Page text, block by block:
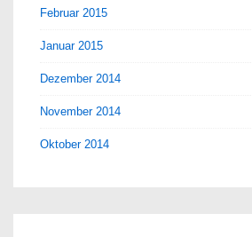
Februar 2015
Januar 2015
Dezember 2014
November 2014
Oktober 2014